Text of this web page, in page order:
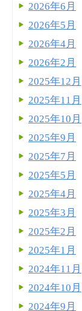
2026年6月
2026年5月
2026年4月
2026年2月
2025年12月
2025年11月
2025年10月
2025年9月
2025年7月
2025年5月
2025年4月
2025年3月
2025年2月
2025年1月
2024年11月
2024年10月
2024年9月